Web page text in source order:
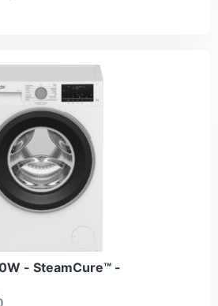
- SteamCure™ -